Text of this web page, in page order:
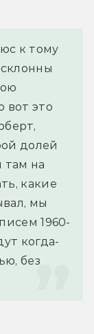
к тому
вот это
долей
там на
какие
мы
1960-
когда-
без